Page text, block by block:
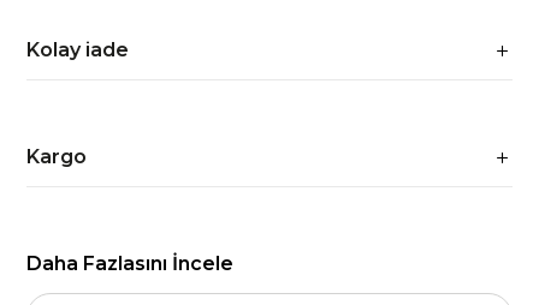
Kolay iade
Kargo
Daha Fazlasını İncele